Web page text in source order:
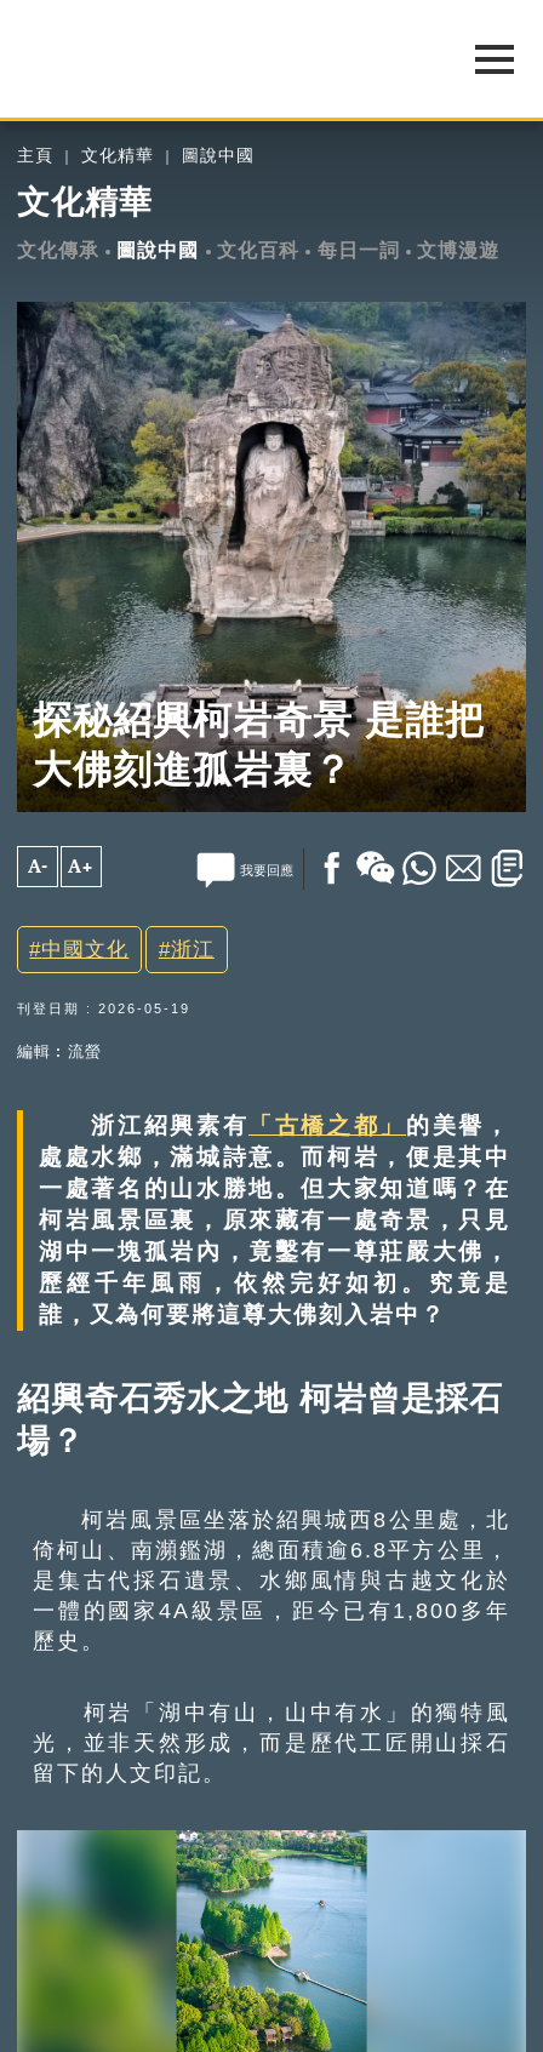
主頁 文化精華 圖說中國
文化精華
文化傳承 圖說中國 文化百科 每日一詞 文博漫遊
探秘紹興柯岩奇景 是誰把
大佛刻進孤岩裏？
A- A+ 我要回應
中國文化 浙江
刊登日期 : 2026-05-19
編輯︰流螢
浙江紹興素有 「古橋之都」 的美譽，
處處水鄉，滿城詩意。而柯岩，便是其中
一處著名的山水勝地。但大家知道嗎？在
柯岩風景區裏，原來藏有一處奇景，只見
湖中一塊孤岩內，竟鑿有一尊莊嚴大佛，
歷經千年風雨，依然完好如初。究竟是
誰，又為何要將這尊大佛刻入岩中？
紹興奇石秀水之地 柯岩曾是採石
場？
柯岩風景區坐落於紹興城西8公里處，北
倚柯山、南瀕鑑湖，總面積逾6.8平方公里，
是集古代採石遺景、水鄉風情與古越文化於
一體的國家4A級景區，距今已有1,800多年
歷史。
柯岩「湖中有山，山中有水」的獨特風
光，並非天然形成，而是歷代工匠開山採石
留下的人文印記。